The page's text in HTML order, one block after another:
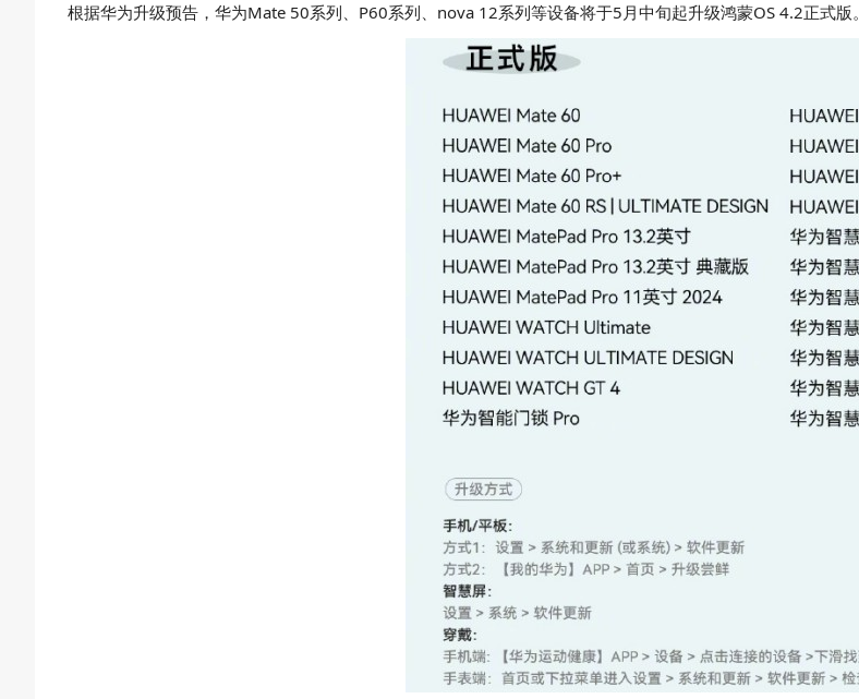
根据华为升级预告，华为Mate 50系列、P60系列、nova 12系列等设备将于5月中旬起升级鸿蒙OS 4.2正式版。